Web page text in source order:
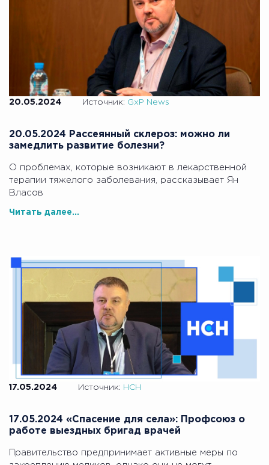
20.05.2024 Источник: GxP News
20.05.2024 Рассеянный склероз: можно ли
замедлить развитие болезни?
О проблемах, которые возникают в лекарственной
терапии тяжелого заболевания, рассказывает Ян
Власов
Читать далее...
17.05.2024 Источник: НСН
17.05.2024 «Спасение для села»: Профсоюз о
работе выездных бригад врачей
Правительство предпринимает активные меры по